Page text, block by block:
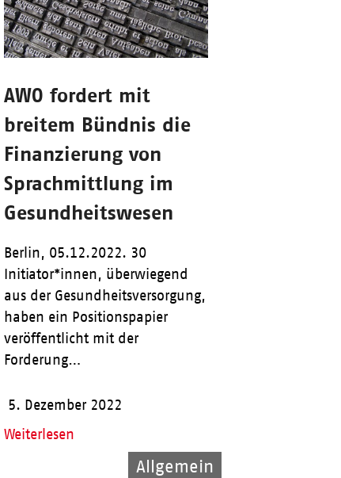
Allgemein
Allgemein
Allgemein
AWO fordert mit
breitem Bündnis die
Finanzierung von
Sprachmittlung im
Gesundheitswesen
Berlin, 05.12.2022. 30
Initiator*innen, überwiegend
aus der Gesundheitsversorgung,
haben ein Positionspapier
veröffentlicht mit der
Forderung…
5. Dezember 2022
Weiterlesen